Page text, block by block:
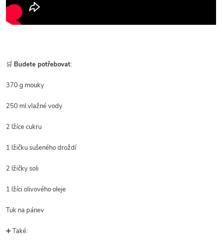
🛒 Budete potřebovat:
370 g mouky
250 ml vlažné vody
2 lžíce cukru
1 lžičku sušeného droždí
2 lžičky soli
1 lžíci olivového oleje
Tuk na pánev
➕ Také: